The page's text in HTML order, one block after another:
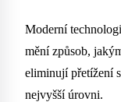
Moderní
mění způsob,
eliminují přetížení
nejvyšší úrovni.